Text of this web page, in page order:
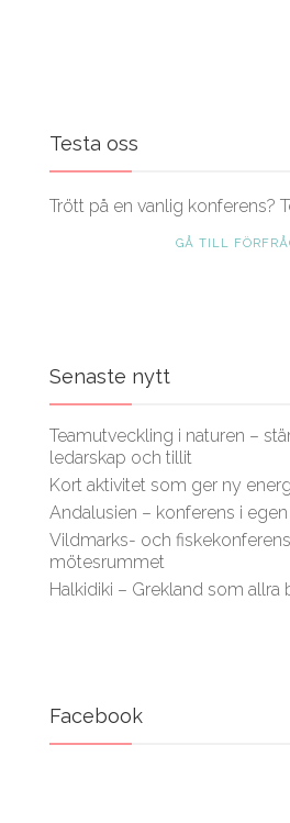
Testa oss
Trött på en vanlig konferens?
GÅ TILL
Senaste nytt
Teamutveckling i naturen –
ledarskap och tillit
Kort aktivitet som ger ny
Andalusien – konferens i
Vildmarks- och
mötesrummet
Halkidiki – Grekland som allra
Facebook